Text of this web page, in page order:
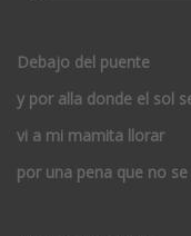
Debajo del puente
y por alla donde el sol
vi a mi mamita llorar
por una pena que no se